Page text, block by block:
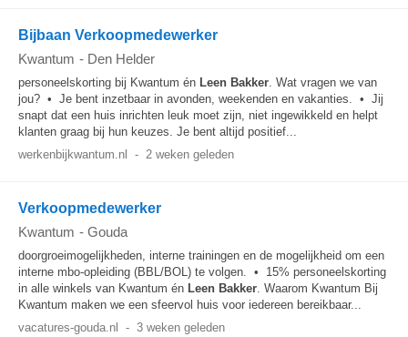
Bijbaan Verkoopmedewerker
Kwantum - Den Helder
personeelskorting bij Kwantum én Leen Bakker. Wat vragen we van
jou? • Je bent inzetbaar in avonden, weekenden en vakanties. • Jij
snapt dat een huis inrichten leuk moet zijn, niet ingewikkeld en helpt
klanten graag bij hun keuzes. Je bent altijd positief...
werkenbijkwantum.nl
- 2 weken geleden
Verkoopmedewerker
Kwantum - Gouda
doorgroeimogelijkheden, interne trainingen en de mogelijkheid om een
interne mbo-opleiding (BBL/BOL) te volgen. • 15% personeelskorting
in alle winkels van Kwantum én Leen Bakker. Waarom Kwantum Bij
Kwantum maken we een sfeervol huis voor iedereen bereikbaar...
vacatures-gouda.nl
- 3 weken geleden